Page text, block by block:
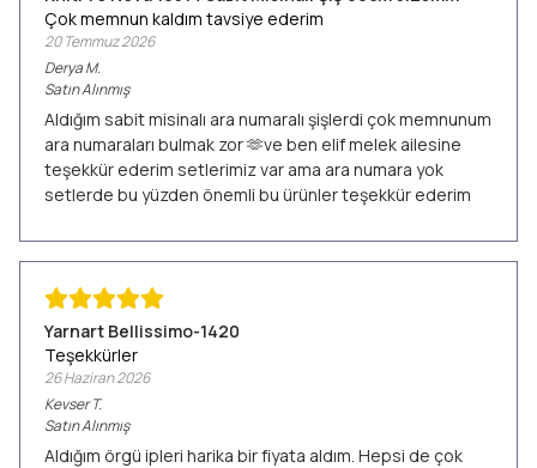
Çok memnun kaldım tavsiye ederim
20 Temmuz 2026
DeryaM.
Satın Alınmış
Aldığım sabit misinalı ara numaralı şişlerdi çok memnunum
ara numaraları bulmak zor 🫶ve ben elif melek ailesine
teşekkür ederim setlerimiz var ama ara numara yok
setlerde bu yüzden önemli bu ürünler teşekkür ederim
Yarnart Bellissimo-1420
Teşekkürler
26 Haziran 2026
Kevser T.
Satın Alınmış
Aldığım örgü ipleri harika bir fiyata aldım. Hepsi de çok